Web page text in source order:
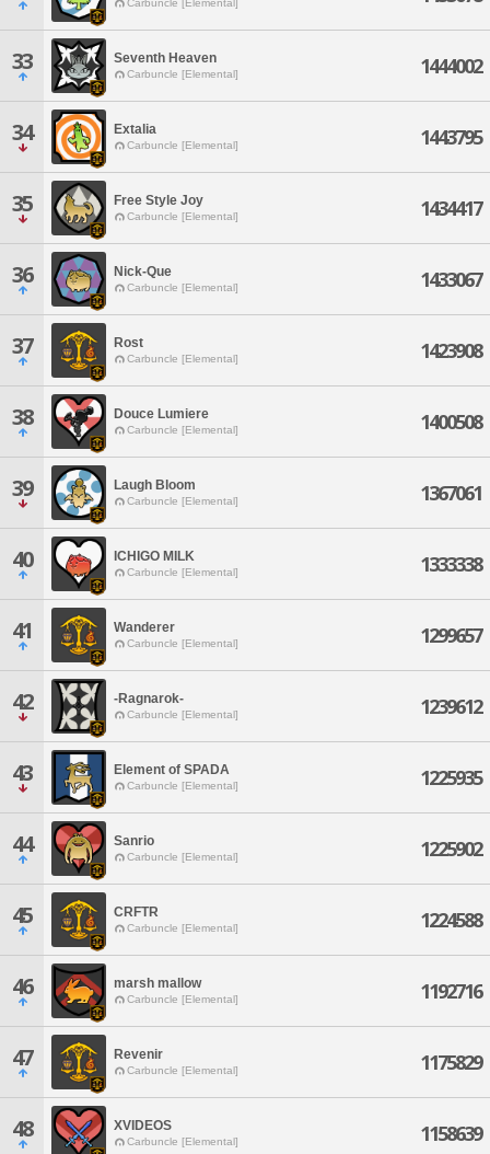
Carbuncle [Elemental]
33 Seventh Heaven
Carbuncle [Elemental] 1444002
34 Extalia
Carbuncle [Elemental] 1443795
35 Free Style Joy
Carbuncle [Elemental] 1434417
36 Nick-Que
Carbuncle [Elemental] 1433067
37 Rost
Carbuncle [Elemental] 1423908
38 Douce Lumiere
Carbuncle [Elemental] 1400508
39 Laugh Bloom
Carbuncle [Elemental] 1367061
40 ICHIGO MILK
Carbuncle [Elemental] 1333338
41 Wanderer
Carbuncle [Elemental] 1299657
42 -Ragnarok-
Carbuncle [Elemental] 1239612
43 Element of SPADA
Carbuncle [Elemental] 1225935
44 Sanrio
Carbuncle [Elemental] 1225902
45 CRFTR
Carbuncle [Elemental] 1224588
46 marsh mallow
Carbuncle [Elemental] 1192716
47 Revenir
Carbuncle [Elemental] 1175829
48 XVIDEOS
Carbuncle [Elemental] 1158639